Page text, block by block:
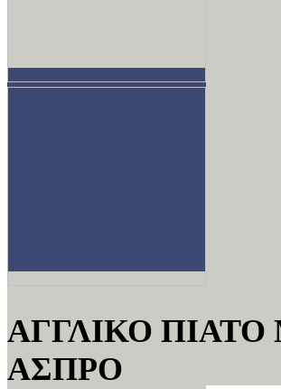
ΑΓΓΛΙΚΟ
ΑΣΠΡΟ